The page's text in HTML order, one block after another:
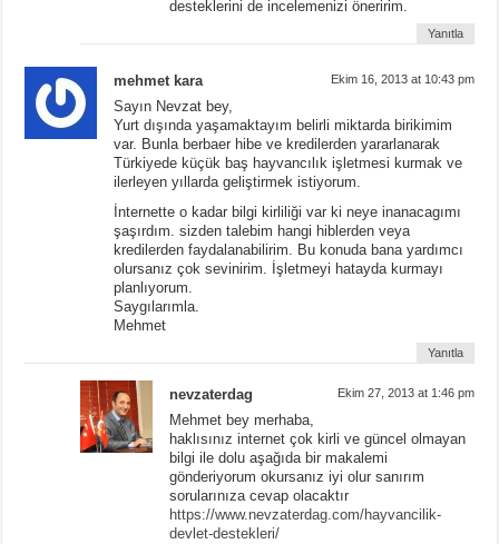
desteklerini de incelemenizi öneririm.
Yanıtla
mehmet kara Ekim 16, 2013 at 10:43 pm
Sayın Nevzat bey,
Yurt dışında yaşamaktayım belirli miktarda birikimim
var. Bunla berbaer hibe ve kredilerden yararlanarak
Türkiyede küçük baş hayvancılık işletmesi kurmak ve
ilerleyen yıllarda geliştirmek istiyorum.
İnternette o kadar bilgi kirliliği var ki neye inanacagımı
şaşırdım. sizden talebim hangi hiblerden veya
kredilerden faydalanabilirim. Bu konuda bana yardımcı
olursanız çok sevinirim. İşletmeyi hatayda kurmayı
planlıyorum.
Saygılarımla.
Mehmet
Yanıtla
nevzaterdag Ekim 27, 2013 at 1:46 pm
Mehmet bey merhaba,
haklısınız internet çok kirli ve güncel olmayan
bilgi ile dolu aşağıda bir makalemi
gönderiyorum okursanız iyi olur sanırım
sorularınıza cevap olacaktır
https://www.nevzaterdag.com/hayvancilik-
devlet-destekleri/